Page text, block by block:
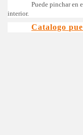
Puede pinchar en
interior.
Catalogo